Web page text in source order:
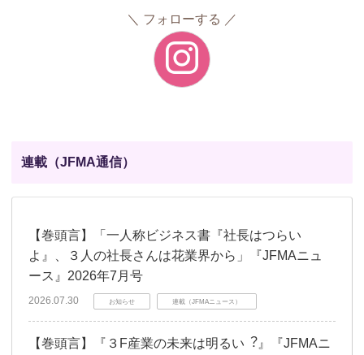
フォローする
連載（JFMA通信）
【巻頭言】「一人称ビジネス書『社長はつらい
よ』、３人の社長さんは花業界から」『JFMAニュ
ース』2026年7月号
2026.07.30 お知らせ 連載（JFMAニュース）
【巻頭言】『３F産業の未来は明るい︖』『JFMAニ